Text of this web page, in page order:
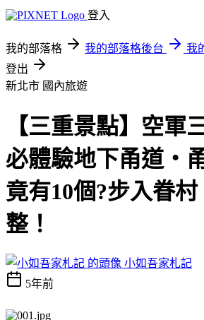
登入
我的部落格 我的部落格後台
我
登出
新北市 國內旅遊
【三重景點】空軍
必體驗地下甬道‧
竟有10個?步入眷
整！
小如吾家札記
5年前